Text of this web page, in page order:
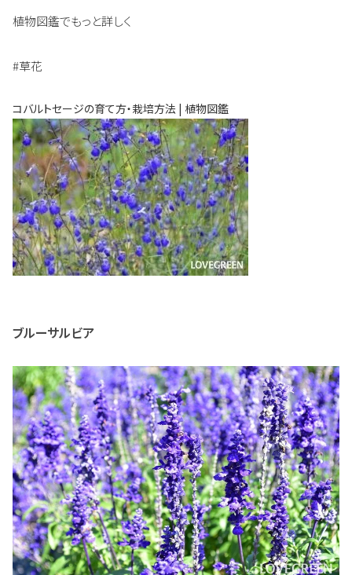
植物図鑑でもっと詳しく
#草花
コバルトセージの育て方・栽培方法 | 植物図鑑
ブルーサルビア